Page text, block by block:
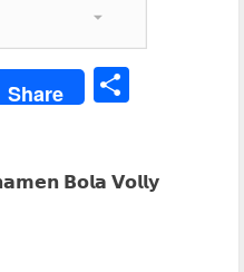
Share
e
𝗕𝗼𝗹𝗮 𝗩𝗼𝗹𝗹𝘆